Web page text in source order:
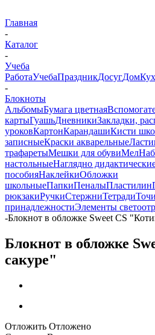
Главная
-
Каталог
-
Учеба
РаботаУчебаПраздникДосугДом
-
Блокноты
АльбомыБумага цветная
картыГуашьДневникиЗакладки,
уроковКартонКарандашиКисти
записныеКраски акварельные
трафаретыМешки для обувиМел
настольныеНаглядно
пособияНаклейкиОбложки
школьныеПапкиПеналыПластилин
рюкзакиРучкиСтержниТетради
принадлежностиЭлементы
-Блокнот в обложке Sweet CS
Блокнот в обложке
сакуре"
Отложить Отложено